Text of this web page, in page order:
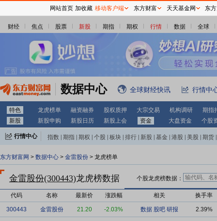
财经 焦点 股票 新股 期指 期权 行情 数据 全球
数据中心 全球财经快讯 行情中
特色 龙虎榜单 融资融券 股权质押 大宗交易 机构调研
期指
新股
新股申购 新股日历 新股上会 资金 大盘资金 个股
行情中心 指数 期指 期权 个股 板块 排行 新股 基金 港股 美股 期货
东方财富网 > 数据中心 > 金雷股份 > 龙虎榜单
金雷股份(300443)龙虎榜数据 个股龙虎榜数据：
代码 名称 最新价 涨跌幅 相关 换手率
300443 金雷股份 21.20 -2.03% 数据 股吧 研报 2.39%
网站首页 加收藏 移动客户端 东方财富 天天基金网 东